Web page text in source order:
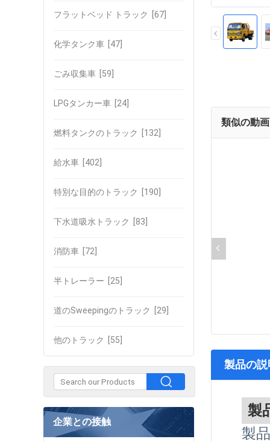
フラットベッド トラック [67]
化学タンク車 [47]
ごみ収集車 [59]
LPGタンカー車 [24]
燃料タンクのトラック [132]
給水車 [402]
特別な目的のトラック [190]
下水道吸水トラック [83]
消防車 [72]
半トレーラー [25]
道のSweepingのトラック [29]
他のトラック [55]
企業との接触
類似の動
製品の
製
製